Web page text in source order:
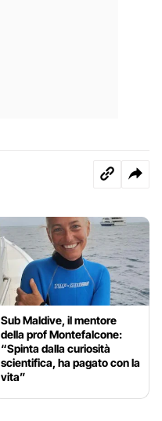
Sub Maldive, il mentore
della prof Montefalcone:
“Spinta dalla curiosità
scientifica, ha pagato con la
vita”